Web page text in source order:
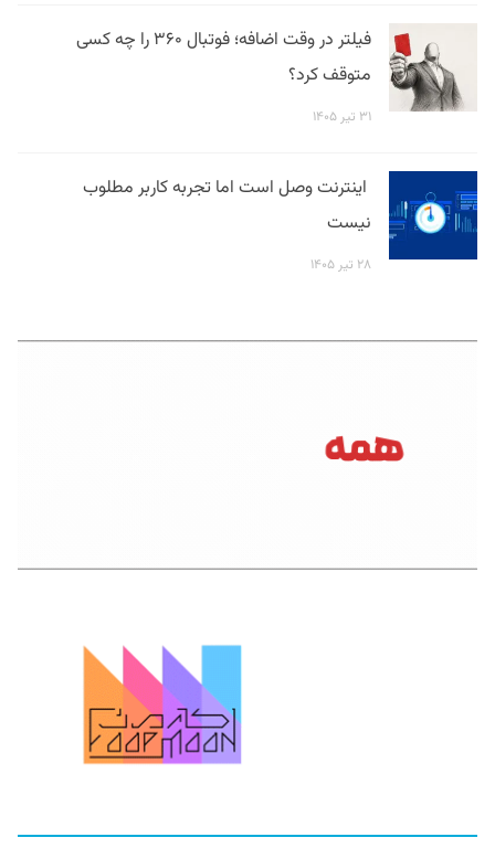
فیلتر در وقت اضافه؛ فوتبال ۳۶۰ را چه کسی
متوقف کرد؟
۳۱ تیر ۱۴۰۵
اینترنت وصل است اما تجربه کاربر مطلوب
نیست
۲۸ تیر ۱۴۰۵